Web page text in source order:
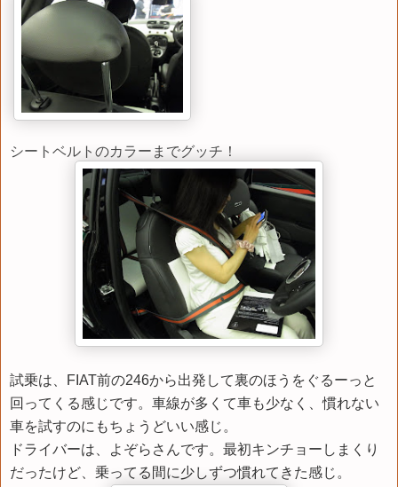
シートベルトのカラーまでグッチ！
試乗は、FIAT前の246から出発して裏のほうをぐるーっと
回ってくる感じです。車線が多くて車も少なく、慣れない
車を試すのにもちょうどいい感じ。
ドライバーは、よぞらさんです。最初キンチョーしまくり
だったけど、乗ってる間に少しずつ慣れてきた感じ。